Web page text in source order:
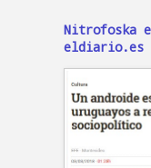
Nitrofoska
eldiario.es